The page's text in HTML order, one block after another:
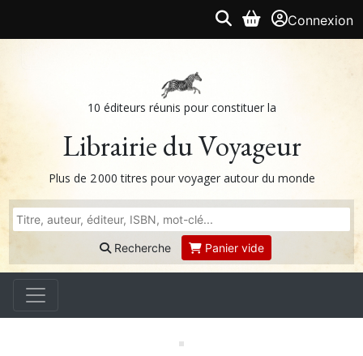
Connexion
10 éditeurs réunis pour constituer la
Librairie du Voyageur
Plus de 2 000 titres pour voyager autour du monde
Recherche Panier vide